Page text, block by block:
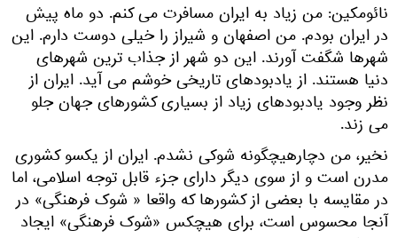
نائومکین: من زیاد به ایران مسافرت می کنم. دو ماه پیش
در ایران بودم. من اصفهان و شیراز را خیلی دوست دارم. این
شهرها شگفت آورند. این دو شهر از جذاب ترین شهرهای
دنیا هستند. از یادبودهای تاریخی خوشم می آید. ایران از
نظر وجود یادبودهای زیاد از بسیاری کشورهای جهان جلو
می زند.
نخیر، من دچارهیچگونه شوکی نشدم. ایران از یکسو کشوری
مدرن است و از سوی دیگر دارای جزء قابل توجه اسلامی، اما
در مقایسه با بعضی از کشورها که واقعا « شوک فرهنگی» در
آنجا محسوس است، برای هیچکس «شوک فرهنگی» ایجاد